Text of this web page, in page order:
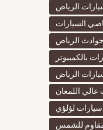
الرياض
السيارات
الرياض
بالكمبيوتر
الرياض
اللمعان
لؤلؤي
للشمس